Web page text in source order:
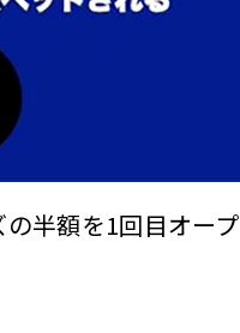
半額を1回目オープ